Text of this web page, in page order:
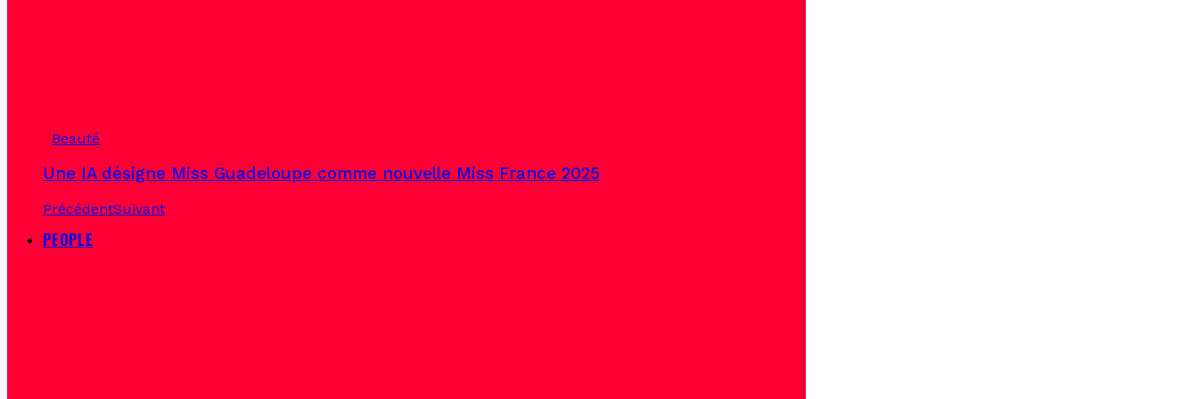
Beauté
Une IA désigne Miss Guadeloupe comme nouvelle Miss France 2025
PrécédentSuivant
PEOPLE